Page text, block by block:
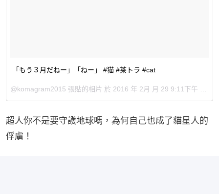
「もう３月だねー」「ねー」 #猫 #茶トラ #cat
@komagram2015 張貼的相片 於 2016 年 2月 月 29 9:11下午 PST
超人你不是要守護地球嗎，為何自己也成了貓星人的
俘虜！